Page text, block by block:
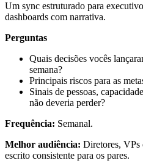
Um sync estruturado para
dashboards com narrativa.
Perguntas
Quais decisões vocês
semana?
Principais riscos para as
Sinais de pessoas,
não deveria perder?
Frequência: Semanal.
Melhor audiência: Diretores, VPs
escrito consistente para os pares.